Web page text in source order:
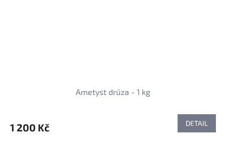
Ametyst drúza - 1 kg
1 200 Kč DETAIL